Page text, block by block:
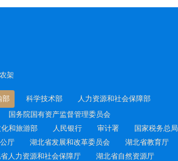
架
部 科学技术部
人力资源和社会保障部
国务院国有资产监督管理委员会
和旅游部 人民银行 审计署
国家税务总局
厅 湖北省发展和改革委员会
湖北省教育厅
人力资源和社会保障厅
湖北省自然资源厅